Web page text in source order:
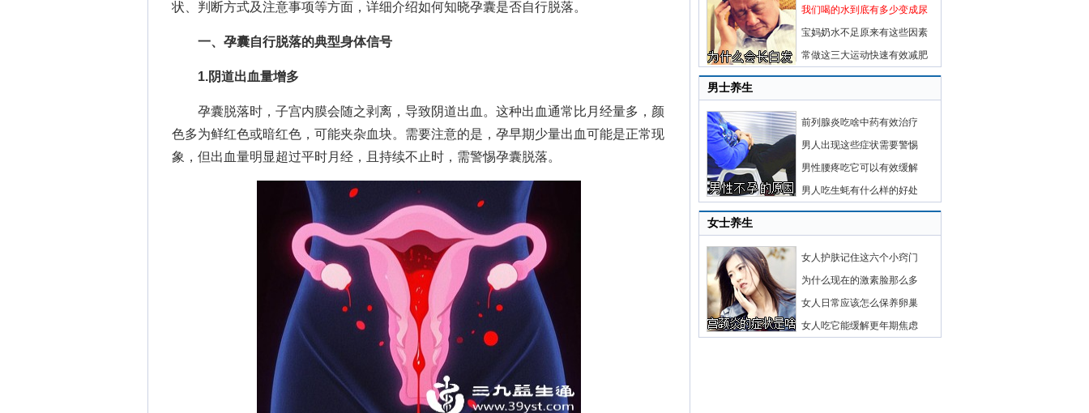
状、判断方式及注意事项等方面，详细介绍如何知晓孕囊是否自行脱落。
一、孕囊自行脱落的典型身体信号
1.阴道出血量增多
孕囊脱落时，子宫内膜会随之剥离，导致阴道出血。这种出血通常比月经量多，颜
色多为鲜红色或暗红色，可能夹杂血块。需要注意的是，孕早期少量出血可能是正常现
象，但出血量明显超过平时月经，且持续不止时，需警惕孕囊脱落。
我们喝的水到底有多少变成尿
宝妈奶水不足原来有这些因素
常做这三大运动快速有效减肥
男士养生
前列腺炎吃啥中药有效治疗
男人出现这些症状需要警惕
男性腰疼吃它可以有效缓解
男人吃生蚝有什么样的好处
女士养生
女人护肤记住这六个小窍门
为什么现在的激素脸那么多
女人日常应该怎么保养卵巢
女人吃它能缓解更年期焦虑